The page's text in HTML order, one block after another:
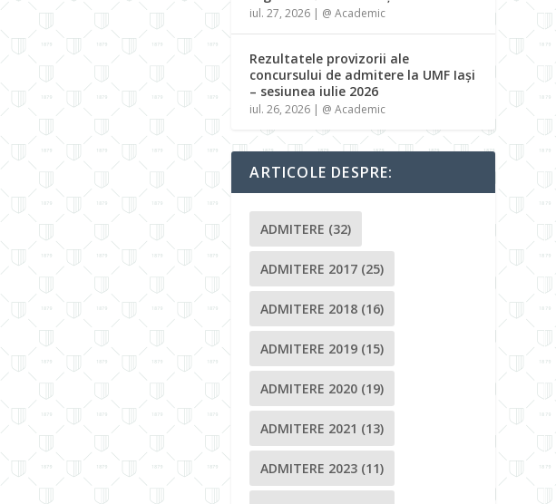
iul. 27, 2026 | @ Academic
Rezultatele provizorii ale
concursului de admitere la UMF Iași
– sesiunea iulie 2026
iul. 26, 2026 | @ Academic
ARTICOLE DESPRE:
ADMITERE (32)
ADMITERE 2017 (25)
ADMITERE 2018 (16)
ADMITERE 2019 (15)
ADMITERE 2020 (19)
ADMITERE 2021 (13)
ADMITERE 2023 (11)